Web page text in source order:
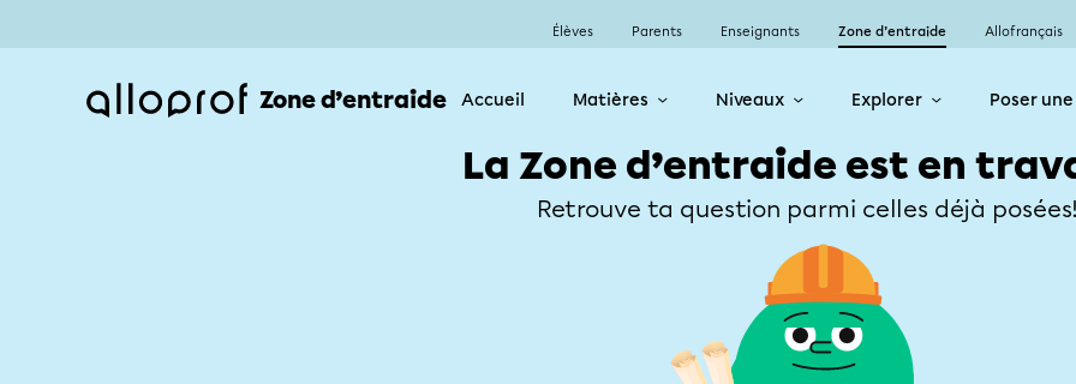
Élèves Parents Enseignants Zone d’entraide Allofrançais
Zone d’entraide Accueil Matières Niveaux Explorer Poser
La Zone d’entraide est en
Retrouve ta question parmi celles déjà posées!